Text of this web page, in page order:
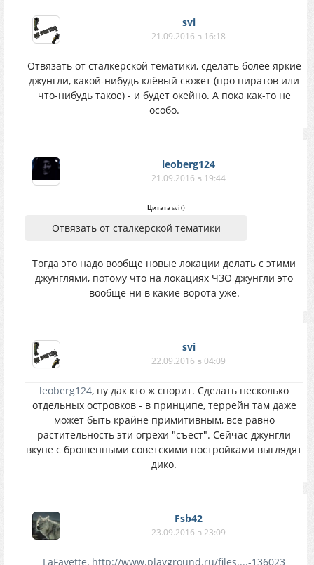
svi
21.09.2016 в 16:18
Отвязать от сталкерской тематики, сделать более яркие
джунгли, какой-нибудь клёвый сюжет (про пиратов или
что-нибудь такое) - и будет окейно. А пока как-то не
особо.
leoberg124
21.09.2016 в 19:44
Цитатаsvi()
Отвязать от сталкерской тематики
Тогда это надо вообще новые локации делать с этими
джунглями, потому что на локациях ЧЗО джунгли это
вообще ни в какие ворота уже.
svi
22.09.2016 в 04:09
leoberg124, ну дак кто ж спорит. Сделать несколько
отдельных островков - в принципе, террейн там даже
может быть крайне примитивным, всё равно
растительность эти огрехи "съест". Сейчас джунгли
вкупе с брошенными советскими постройками выглядят
дико.
Fsb42
23.09.2016 в 23:09
LaFayette, http://www.playground.ru/files....-136023